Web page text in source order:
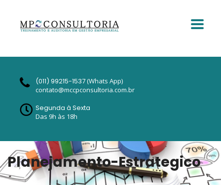
(011) 99215-1537(Whats App)
contato@mccpconsultoria.com.br
Segunda à Sexta
Das 9h às 18h
Planejamento-Estrategico